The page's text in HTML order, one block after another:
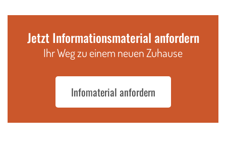
Jetzt Informationsmaterial anfordern
Ihr Weg zu einem neuen Zuhause
Infomaterial anfordern